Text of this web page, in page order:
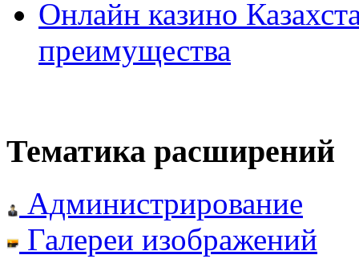
Онлайн казино
преимущества
Тематика расширений
Администрирование
Галереи изображений